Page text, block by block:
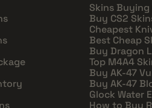
Skins Buying
Buy CS2
Cheapest
Best Cheap
Buy Dragon
Top M4A4
Buy AK-47
Buy AK-47
Glock Water
How to Buy